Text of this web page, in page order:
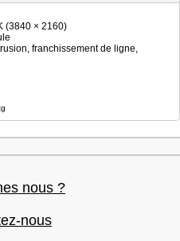
(3840 × 2160)
franchissement de ligne,
nous ?
nous